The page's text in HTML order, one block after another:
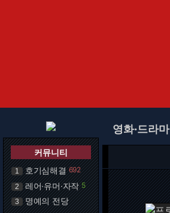
커뮤니티
1 호기심해결 692
2 레어·유머·자작 5
3 명예의 전당
영화·드라마